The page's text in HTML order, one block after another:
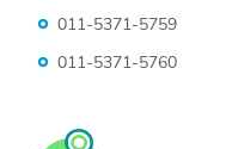
011-5371-5759
011-5371-5760